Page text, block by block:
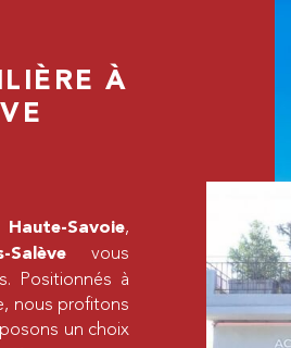
À
Haute-Savoie,
vous
Positionnés à
nous profitons
un choix